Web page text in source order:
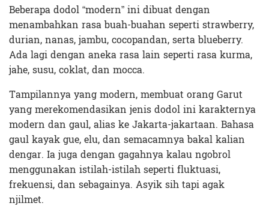
Beberapa dodol “modern” ini dibuat dengan
menambahkan rasa buah-buahan seperti strawberry,
durian, nanas, jambu, cocopandan, serta blueberry.
Ada lagi dengan aneka rasa lain seperti rasa kurma,
jahe, susu, coklat, dan mocca.
Tampilannya yang modern, membuat orang Garut
yang merekomendasikan jenis dodol ini karakternya
modern dan gaul, alias ke Jakarta-jakartaan. Bahasa
gaul kayak gue, elu, dan semacamnya bakal kalian
dengar. Ia juga dengan gagahnya kalau ngobrol
menggunakan istilah-istilah seperti fluktuasi,
frekuensi, dan sebagainya. Asyik sih tapi agak
njilmet.